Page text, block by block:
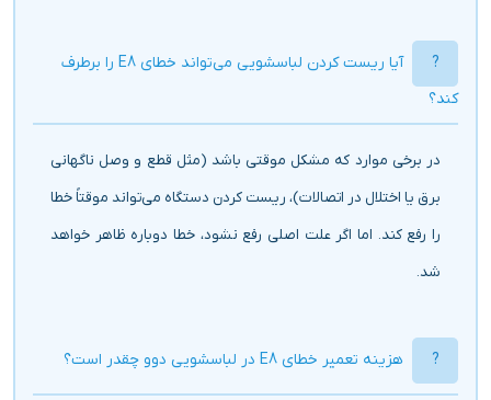
آیا ریست کردن لباسشویی می‌تواند خطای E8 را برطرف
کند؟
در برخی موارد که مشکل موقتی باشد (مثل قطع و وصل ناگهانی
برق یا اختلال در اتصالات)، ریست کردن دستگاه می‌تواند موقتاً خطا
را رفع کند. اما اگر علت اصلی رفع نشود، خطا دوباره ظاهر خواهد
شد.
هزینه تعمیر خطای E8 در لباسشویی دوو چقدر است؟